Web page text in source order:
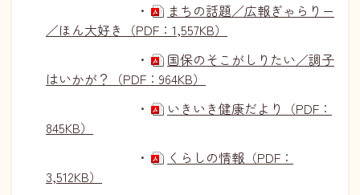
・
まちの話題／広報ぎゃらりー
／ほん大好き（PDF：1,557KB）
・
国保のそこがしりたい／調子
はいかが？（PDF：964KB）
・
いきいき健康だより（PDF：
845KB）
・
くらしの情報（PDF：
3,512KB）